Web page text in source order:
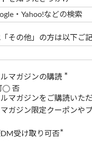
(
必
須
「その他」の方は以下ご
ルマガジンの購読
必
須
)
否
ルマガジンをご購読いた
ガジン限定クーポンや
受け取り可否